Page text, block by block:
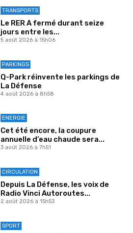
TRANSPORTS
Le RER A fermé durant seize
jours entre les...
5 août 2026 à 15h06
PARKINGS
Q-Park réinvente les parkings de
La Défense
4 août 2026 à 8h58
ENERGIE
Cet été encore, la coupure
annuelle d’eau chaude sera...
3 août 2026 à 7h51
CIRCULATION
Depuis La Défense, les voix de
Radio Vinci Autoroutes...
2 août 2026 à 15h53
SPORT